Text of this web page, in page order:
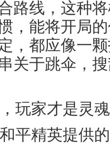
路线，这种
，能将开局
，都应像一
关于跳伞，
玩家才是灵魂
平精英提供